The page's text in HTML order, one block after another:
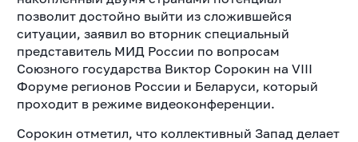
позволит достойно выйти из сложившейся
ситуации, заявил во вторник специальный
представитель МИД России по вопросам
Союзного государства Виктор Сорокин на VIII
Форуме регионов России и Беларуси, который
проходит в режиме видеоконференции.
Сорокин отметил, что коллективный Запад делает